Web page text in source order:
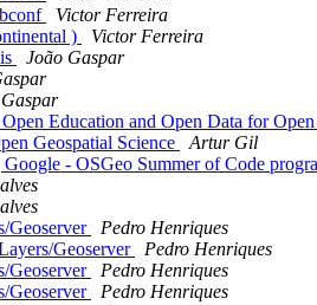
Victor Ferreira
)
Victor Ferreira
João Gaspar
Education and Open Data for
Geospatial Science
Artur Gil
- OSGeo Summer of Code
Geoserver
Pedro Henriques
Geoserver
Pedro Henriques
Geoserver
Pedro Henriques
Geoserver
Pedro Henriques